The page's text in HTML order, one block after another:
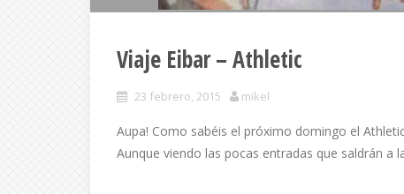
Viaje Eibar – Athletic
23 febrero, 2015 mikel
Aupa! Como sabéis el próximo domingo el
Aunque viendo las pocas entradas que saldrán a